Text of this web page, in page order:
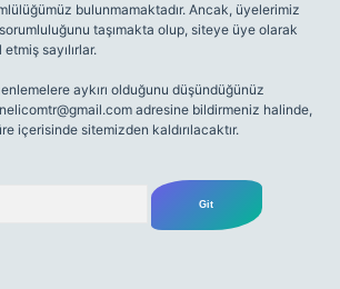
bulunmamaktadır. Ancak, üyelerimiz
taşımakta olup, siteye üye olarak
sayılırlar.
aykırı olduğunu düşündüğünüz
adresine bildirmeniz halinde,
içerisinde sitemizden kaldırılacaktır.